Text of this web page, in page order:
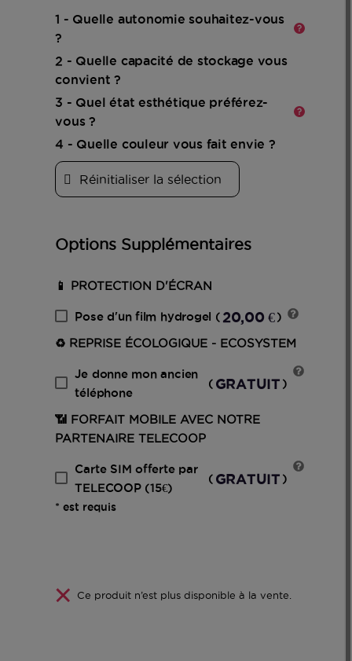
1 - Quelle autonomie souhaitez-vous
?
2 - Quelle capacité de stockage vous
convient ?
3 - Quel état esthétique préférez-
vous ?
4 - Quelle couleur vous fait envie ?
Réinitialiser la sélection
Options Supplémentaires
📱 PROTECTION D'ÉCRAN
Pose d'un film hydrogel ( 20,00 €)
♻️ REPRISE ÉCOLOGIQUE - ECOSYSTEM
Je donne mon ancien
téléphone
( GRATUIT )
📶 FORFAIT MOBILE AVEC NOTRE
PARTENAIRE TELECOOP
Carte SIM offerte par
TELECOOP (15€)
( GRATUIT )
* est requis
Ce produit n’est plus disponible à la vente.